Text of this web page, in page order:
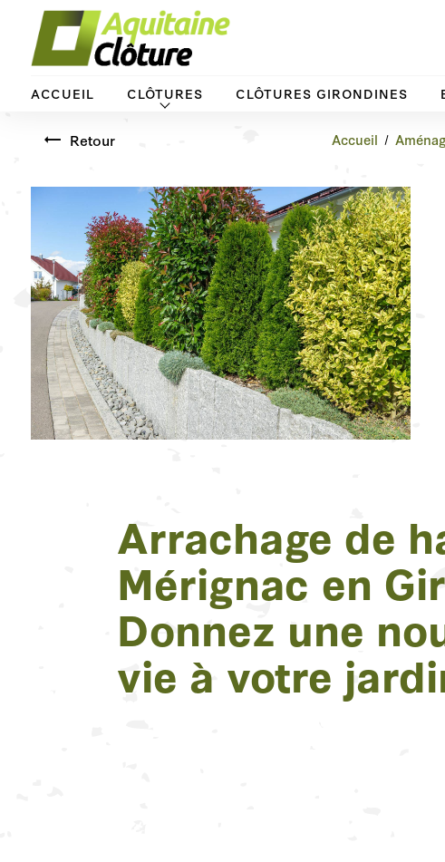
ACCUEIL CLÔTURES CLÔTURES GIRONDINES
Accueil
Retour
Arrachage de
Mérignac en
Donnez une
vie à votre
Panneau de gestion des cookies